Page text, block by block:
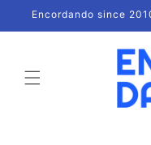
directamente
al contenido
Encordando since